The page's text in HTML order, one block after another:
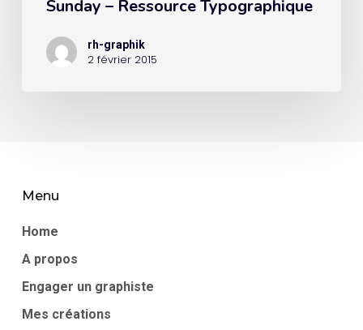
Sunday – Ressource Typographique
rh-graphik
2 février 2015
Menu
Home
A propos
Engager un graphiste
Mes créations